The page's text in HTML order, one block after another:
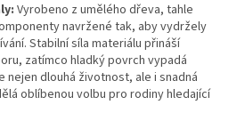
Vyrobeno z umělého dřeva, tahle
navržené tak, aby vydržely
Stabilní síla materiálu přináší
zatímco hladký povrch vypadá
nejen dlouhá životnost, ale i snadná
oblíbenou volbu pro rodiny hledající